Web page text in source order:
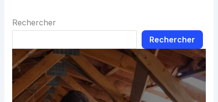
Rechercher
Rechercher